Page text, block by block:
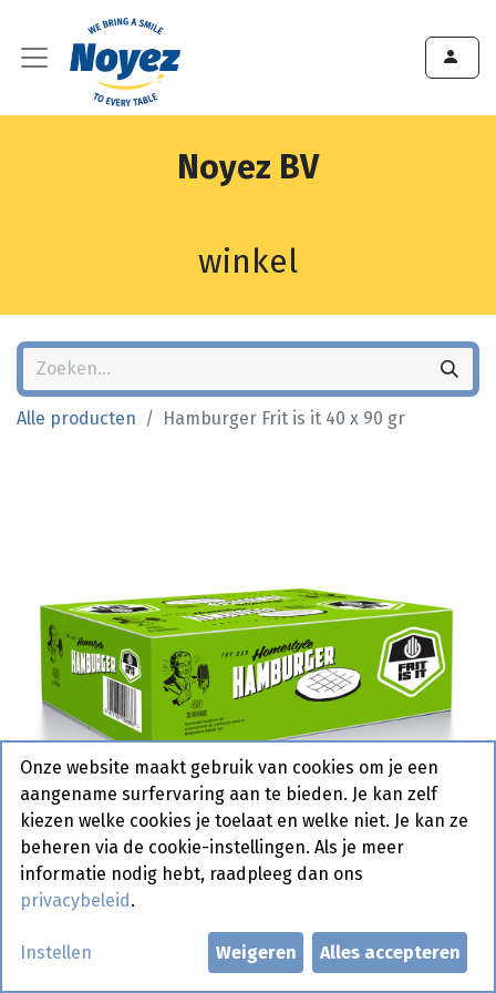
Noyez BV
winkel
Alle producten Hamburger Frit is it 40 x 90 gr
Hamburger Frit is it 40 x 90 gr
Actief
Onze website maakt gebruik van cookies om je een
aangename surfervaring aan te bieden. Je kan zelf
kiezen welke cookies je toelaat en welke niet. Je kan ze
beheren via de cookie-instellingen. Als je meer
informatie nodig hebt, raadpleeg dan ons
privacybeleid .
Instellen Weigeren Alles accepteren